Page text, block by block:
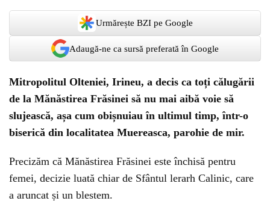
Urmărește BZI pe Google
Adaugă-ne ca sursă preferată în Google
Mitropolitul Olteniei, Irineu, a decis ca toți călugării
de la Mănăstirea Frăsinei să nu mai aibă voie să
slujească, așa cum obișnuiau în ultimul timp, într-o
biserică din localitatea Muereasca, parohie de mir.
Precizăm că Mănăstirea Frăsinei este închisă pentru
femei, decizie luată chiar de Sfântul lerarh Calinic, care
a aruncat și un blestem.